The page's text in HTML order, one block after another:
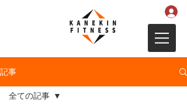
記事
全ての記事